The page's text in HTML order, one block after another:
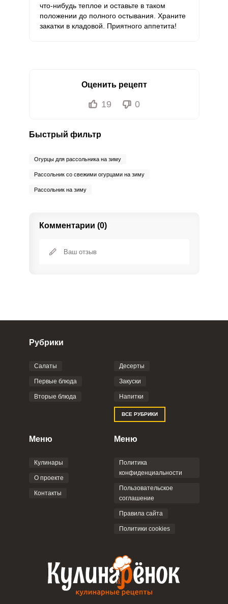
что-нибудь теплое и оставьте в таком
положении до полного остывания. Храните
закатки в кладовой. Приятного аппетита!
Оценить рецепт
19 0
Быстрый фильтр
Огурцы для рассольника на зиму
Рассольник со свежими огурцами на зиму
Рассольник на зиму
Комментарии (0)
Фото до 4 шт, до 5 mb
Отправляя эту форму, вы соглашаетесь с
Политикой
Пользовательским
соглашением
Рубрики
Салаты
Первые блюда
Вторые блюда
Десерты
Закуски
Напитки
ВСЕ РУБРИКИ
Меню
Кулинары
О проекте
Контакты
Меню
Политика
конфиденциальности
Пользовательское
соглашение
Правила сайта
Политики cookies